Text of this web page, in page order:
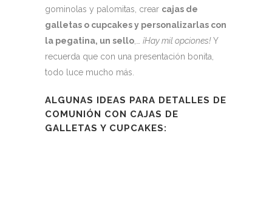
gominolas y palomitas, crear cajas de
galletas o cupcakes y personalizarlas con
la pegatina, un sello,… ¡Hay mil opciones!Y
recuerda que con una presentación bonita,
todo luce mucho más.
ALGUNAS IDEAS PARA DETALLES DE
COMUNIÓN CON CAJAS DE
GALLETAS Y CUPCAKES: